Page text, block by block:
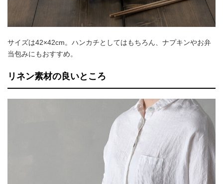
サイズは42×42cm。ハンカチとしてはもちろん、ナプキンやお弁
当包みにもおすすめ。
リネン素材の良いところ